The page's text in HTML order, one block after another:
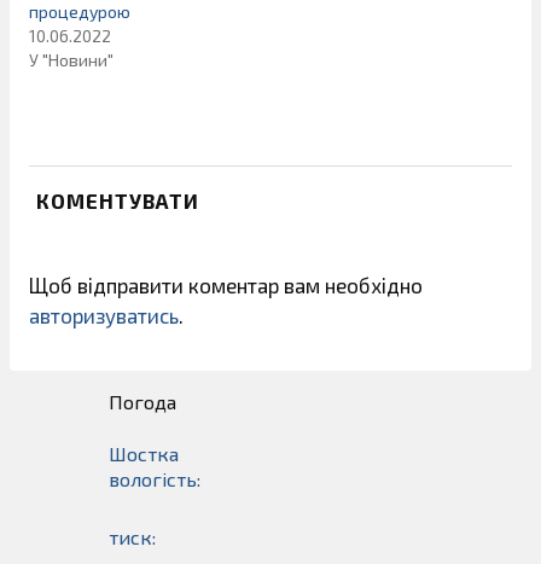
процедурою
10.06.2022
У "Новини"
КОМЕНТУВАТИ
Щоб відправити коментар вам необхідно
авторизуватись.
Погода
Шостка
вологість:
тиск: